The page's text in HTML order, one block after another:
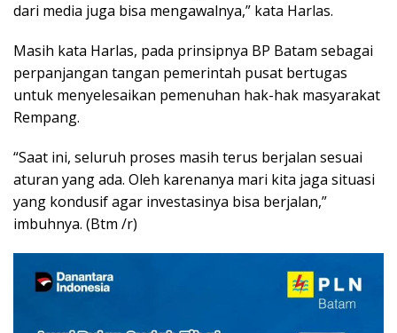
dari media juga bisa mengawalnya,” kata Harlas.
Masih kata Harlas, pada prinsipnya BP Batam sebagai
perpanjangan tangan pemerintah pusat bertugas
untuk menyelesaikan pemenuhan hak-hak masyarakat
Rempang.
“Saat ini, seluruh proses masih terus berjalan sesuai
aturan yang ada. Oleh karenanya mari kita jaga situasi
yang kondusif agar investasinya bisa berjalan,”
imbuhnya. (Btm /r)